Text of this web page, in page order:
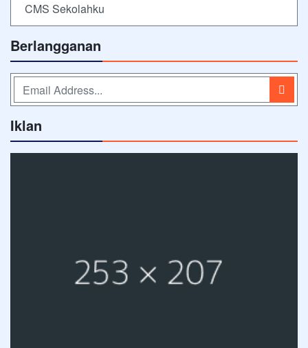
CMS Sekolahku
Berlangganan
Iklan